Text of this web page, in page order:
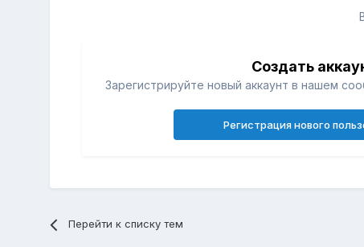
Создать
Зарегистрируйте новый аккаунт в нашем
Регистрация нового
Перейти к списку тем